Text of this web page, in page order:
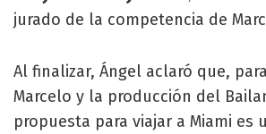
jurado de la competencia de
Al finalizar, Ángel aclaró que,
Marcelo y la producción del
propuesta para viajar a Miami es